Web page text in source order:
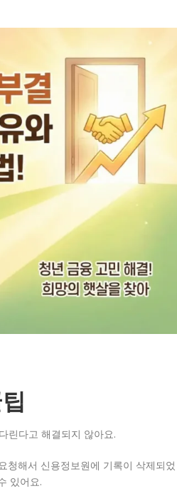
린다고 해결되지 않아요.
청해서 신용정보원에 기록이 삭제되었
있어요.